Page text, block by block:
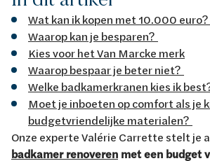
Wat kan ik kopen met 10.000 euro?
Waarop kan je besparen?
Kies voor het Van Marcke merk
Waarop bespaar je beter niet?
Welke badkamerkranen kies ik
Moet je inboeten op comfort als je
budgetvriendelijke materialen?
Onze experte Valérie Carrette stelt je
badkamer renoveren met een budget